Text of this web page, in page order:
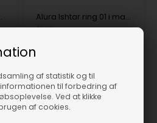
af statistik og til
til forbedring af
Ved at klikke
af cookies.
03 Alura Ishtar ring 01 i matteret forgyldt sølv
Alura
AL-MF5231